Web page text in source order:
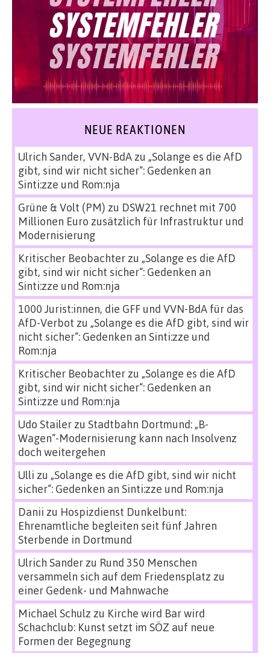
NEUE REAKTIONEN
Ulrich Sander, VVN-BdAzu „Solange es die AfD
gibt, sind wir nicht sicher“: Gedenken an
Sinti:zze und Rom:nja
Grüne & Volt (PM) zu DSW21 rechnet mit 700
Millionen Euro zusätzlich für Infrastruktur und
Modernisierung
Kritischer Beobachterzu „Solange es die AfD
gibt, sind wir nicht sicher“: Gedenken an
Sinti:zze und Rom:nja
1000 Jurist:innen, die GFF und VVN-BdA für das
AfD-Verbot zu „Solange es die AfD gibt, sind wir
nicht sicher“: Gedenken an Sinti:zze und
Rom:nja
Kritischer Beobachterzu „Solange es die AfD
gibt, sind wir nicht sicher“: Gedenken an
Sinti:zze und Rom:nja
Udo Stailerzu Stadtbahn Dortmund: „B-
Wagen“-Modernisierung kann nach Insolvenz
doch weitergehen
Ulli zu „Solange es die AfD gibt, sind wir nicht
sicher“: Gedenken an Sinti:zze und Rom:nja
Danii zu Hospizdienst Dunkelbunt:
Ehrenamtliche begleiten seit fünf Jahren
Sterbende in Dortmund
Ulrich Sanderzu Rund 350 Menschen
versammeln sich auf dem Friedensplatz zu
einer Gedenk- und Mahnwache
Michael Schulz zu Kirche wird Bar wird
Schachclub: Kunst setzt im SÖZ auf neue
Formen der Begegnung